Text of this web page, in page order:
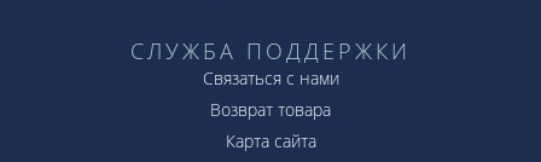
СЛУЖБА ПОДДЕРЖКИ
Связаться с нами
Возврат товара
Карта сайта